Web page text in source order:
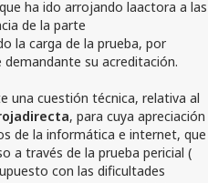
ha ido arrojando laactora a las
de la parte
la carga de la prueba, por
su acreditación.
una cuestión técnica, relativa al
, para cuya apreciación
de la informática e internet, que
a través de la prueba pericial (
con las dificultades